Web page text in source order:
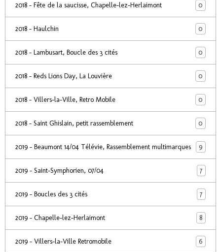
2018 - Fête de la saucisse, Chapelle-lez-Herlaimont 0
2018 - Haulchin 0
2018 - Lambusart, Boucle des 3 cités 0
2018 - Reds Lions Day, La Louvière 0
2018 - Villers-la-Ville, Retro Mobile 0
2018 - Saint Ghislain, petit rassemblement 0
2019 - Beaumont 14/04 Télévie, Rassemblement multimarques 9
2019 - Saint-Symphorien, 07/04 7
2019 - Boucles des 3 cités 7
2019 - Chapelle-lez-Herlaimont 8
2019 - Villers-la-Ville Retromobile 6